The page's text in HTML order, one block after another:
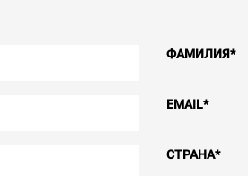
ФАМИЛИЯ*
EMAIL*
СТРАНА*